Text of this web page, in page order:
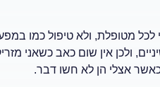
לכל מטופלת, ולא טיפול כמו
ולכן אין שום כאב כשאני
אצלי הן לא חשו דבר.